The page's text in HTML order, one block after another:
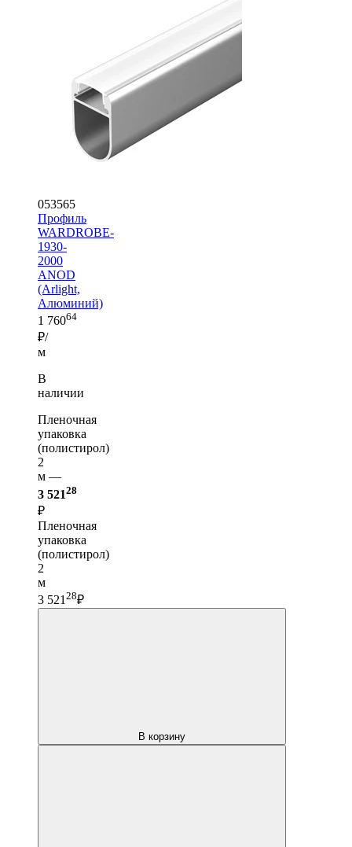
053565
Профиль
WARDROBE-
1930-
2000
ANOD
(Arlight,
Алюминий)
1 76064
₽/
м
В
наличии
Пленочная
упаковка
(полистирол)
2
м —
3 52128
₽
Пленочная
упаковка
(полистирол)
2
м
3 521 28₽
В корзину